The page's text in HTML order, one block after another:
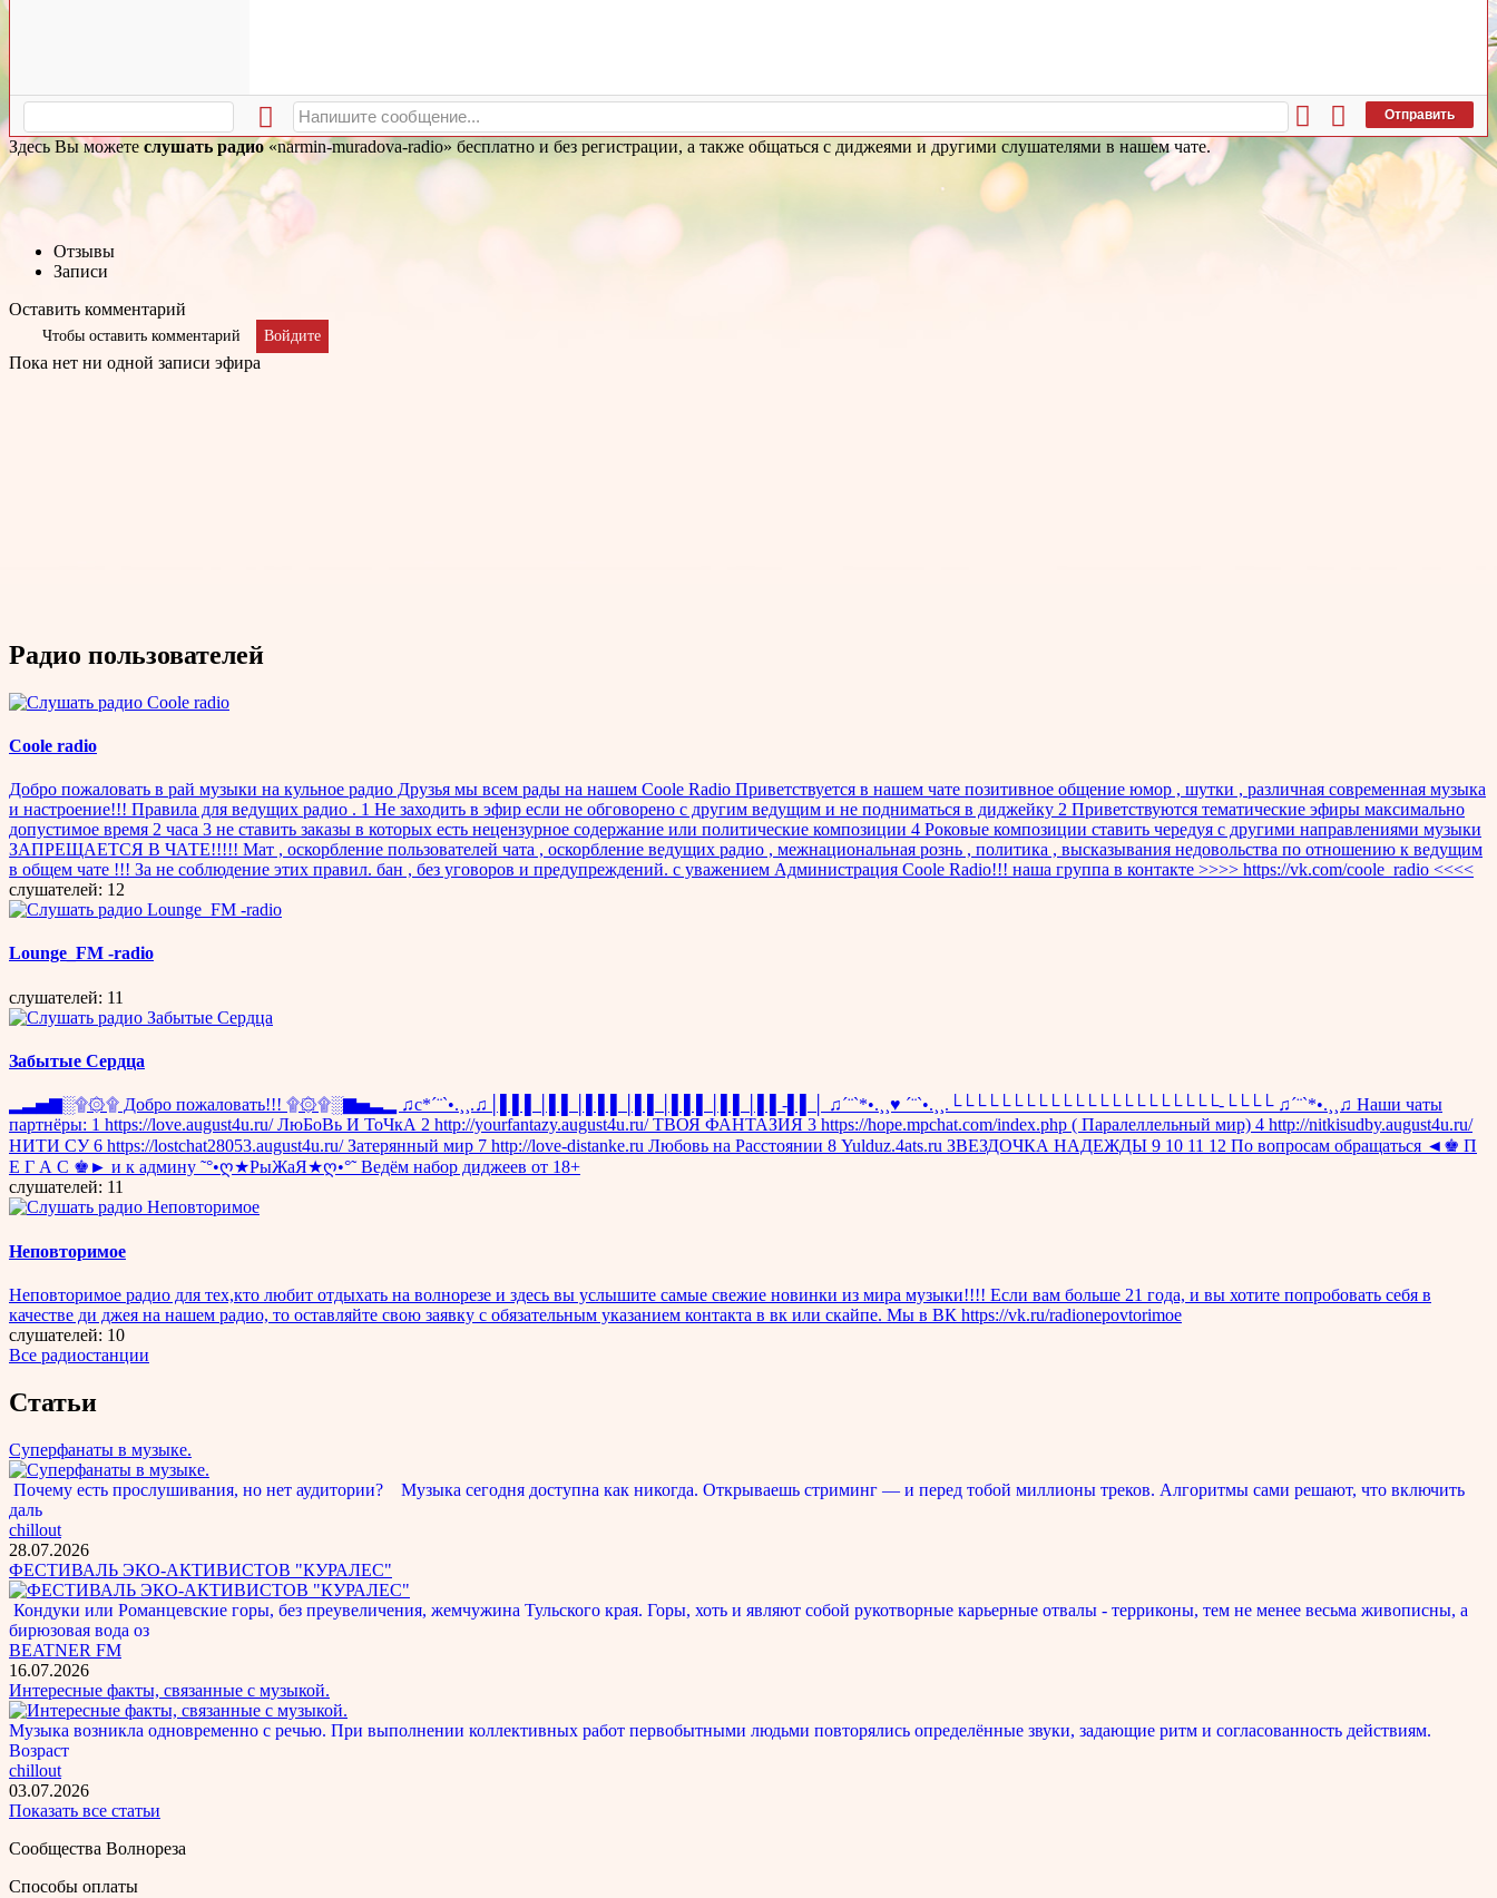
Отправить
Здесь Вы можете слушать радио«narmin-muradova-radio» бесплатно и без регистрации, а также общаться с диджеями и другими слушателями в нашем чате.
Отзывы
Записи
Оставить комментарий
Чтобы оставить комментарий Войдите
Пока нет ни одной записи эфира
Радио пользователей
Coole radio
Добро пожаловать в рай музыки на кульное радио Друзья мы всем рады на нашем Coole Radio Приветствуется в нашем чате позитивное общение юмор , шутки , различная современная музыка
и настроение!!! Правила для ведущих радио . 1 Не заходить в эфир если не обговорено с другим ведущим и не подниматься в диджейку 2 Приветствуются тематические эфиры максимально
допустимое время 2 часа 3 не ставить заказы в которых есть нецензурное содержание или политические композиции 4 Роковые композиции ставить чередуя с другими направлениями музыки
ЗАПРЕЩАЕТСЯ В ЧАТЕ!!!!! Мат , оскорбление пользователей чата , оскорбление ведущих радио , межнациональная рознь , политика , высказывания недовольства по отношению к ведущим
в общем чате !!! За не соблюдение этих правил. бан , без уговоров и предупреждений. с уважением Администрация Coole Radio!!! наша группа в контакте >>>> https://vk.com/coole_radio <<<<
слушателей: 12
Lounge_FM -radio
слушателей: 11
Забытые Сердца
▂▃▅▇░۩۞۩ Добро пожаловать!!! ۩۞۩░▇▅▃▂ ♫c*´¨`•.¸¸.♫│▌▌▌│▌▌│▌▌▌│▌▌│▌▌▌│▌▌│▌▌-▌▌│ ♫´¨`*•.¸¸♥ ´¨`•.¸¸.└└└└└└└└└└└└└└└└└└└└└└-└└└└ ♫´¨`*•.¸¸♫ Наши чаты
партнёры: 1 https://love.august4u.ru/ ЛюБоВь И ТоЧкА 2 http://yourfantazy.august4u.ru/ ТВОЯ ФАНТАЗИЯ 3 https://hope.mpchat.com/index.php ( Паралеллельный мир) 4 http://nitkisudby.august4u.ru/
НИТИ СУ 6 https://lostchat28053.august4u.ru/ Затерянный мир 7 http://love-distanke.ru Любовь на Расстоянии 8 Yulduz.4ats.ru ЗВЕЗДОЧКА НАДЕЖДЫ 9 10 11 12 По вопросам обращаться ◄♚ П
Е Г А С ♚► и к админу ˜°•ღ★РыЖаЯ★ღ•°˜ Ведём набор диджеев от 18+
слушателей: 11
Неповторимое
Неповторимое радио для тех,кто любит отдыхать на волнорезе и здесь вы услышите самые свежие новинки из мира музыки!!!! Если вам больше 21 года, и вы хотите попробовать себя в
качестве ди джея на нашем радио, то оставляйте свою заявку с обязательным указанием контакта в вк или скайпе. Мы в ВК https://vk.ru/radionepovtorimoe
слушателей: 10
Все радиостанции
Статьи
Суперфанаты в музыке.
Почему есть прослушивания, но нет аудитории? Музыка сегодня доступна как никогда. Открываешь стриминг — и перед тобой миллионы треков. Алгоритмы сами решают, что включить
даль
chillout
28.07.2026
ФЕСТИВАЛЬ ЭКО-АКТИВИСТОВ "КУРАЛЕС"
Кондуки или Романцевские горы, без преувеличения, жемчужина Тульского края. Горы, хоть и являют собой рукотворные карьерные отвалы - терриконы, тем не менее весьма живописны, а
бирюзовая вода оз
BEATNER FM
16.07.2026
Интересные факты, связанные с музыкой.
Музыка возникла одновременно с речью. При выполнении коллективных работ первобытными людьми повторялись определённые звуки, задающие ритм и согласованность действиям.
Возраст
chillout
03.07.2026
Показать все статьи
Сообщества Волнореза
Способы оплаты